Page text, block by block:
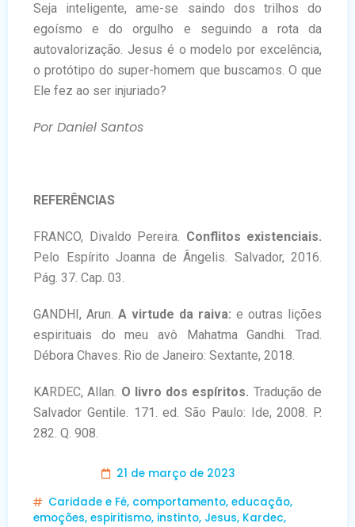
Seja inteligente, ame-se saindo dos trilhos do
egoísmo e do orgulho e seguindo a rota da
autovalorização. Jesus é o modelo por excelência,
o protótipo do super-homem que buscamos. O que
Ele fez ao ser injuriado?
Por Daniel Santos
REFERÊNCIAS
FRANCO, Divaldo Pereira. Conflitos existenciais.
Pelo Espírito Joanna de Ângelis. Salvador, 2016.
Pág. 37. Cap. 03.
GANDHI, Arun. A virtude da raiva: e outras lições
espirituais do meu avô Mahatma Gandhi. Trad.
Débora Chaves. Rio de Janeiro: Sextante, 2018.
KARDEC, Allan. O livro dos espíritos. Tradução de
Salvador Gentile. 171. ed. São Paulo: Ide, 2008. P.
282. Q. 908.
21 de março de 2023
Caridade e Fé, comportamento, educação,
emoções, espiritismo, instinto, Jesus, Kardec,